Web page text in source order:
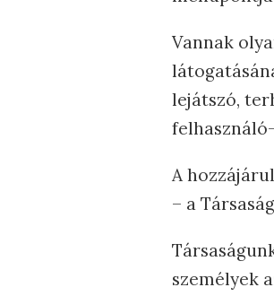
Vannak
lejátszó,
A
– a
személyek